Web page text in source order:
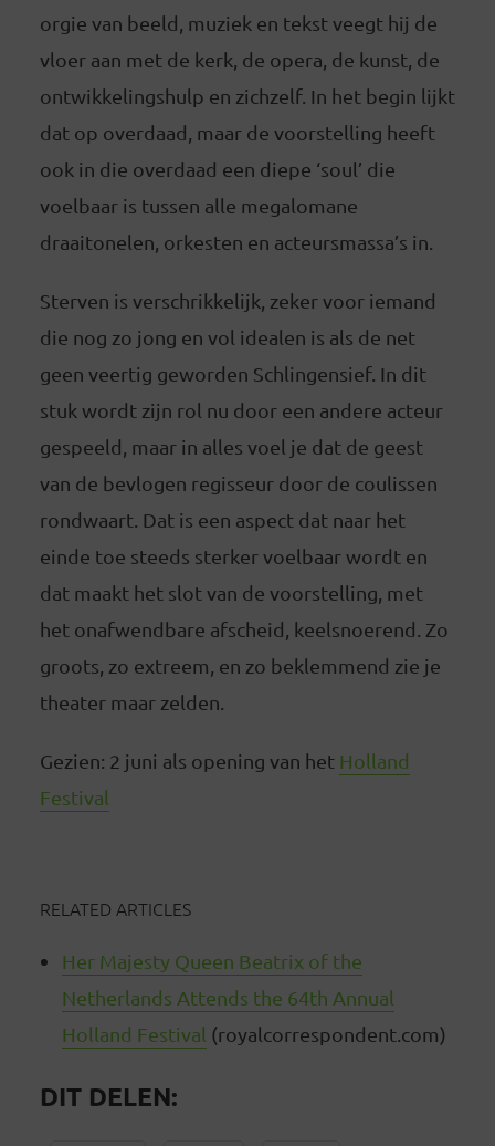
orgie van beeld, muziek en tekst veegt hij de
vloer aan met de kerk, de opera, de kunst, de
ontwikkelingshulp en zichzelf. In het begin lijkt
dat op overdaad, maar de voorstelling heeft
ook in die overdaad een diepe ‘soul’ die
voelbaar is tussen alle megalomane
draaitonelen, orkesten en acteursmassa’s in.
Sterven is verschrikkelijk, zeker voor iemand
die nog zo jong en vol idealen is als de net
geen veertig geworden Schlingensief. In dit
stuk wordt zijn rol nu door een andere acteur
gespeeld, maar in alles voel je dat de geest
van de bevlogen regisseur door de coulissen
rondwaart. Dat is een aspect dat naar het
einde toe steeds sterker voelbaar wordt en
dat maakt het slot van de voorstelling, met
het onafwendbare afscheid, keelsnoerend. Zo
groots, zo extreem, en zo beklemmend zie je
theater maar zelden.
Gezien: 2 juni als opening van het Holland
Festival
RELATED ARTICLES
Her Majesty Queen Beatrix of the
Netherlands Attends the 64th Annual
Holland Festival (royalcorrespondent.com)
DIT DELEN: